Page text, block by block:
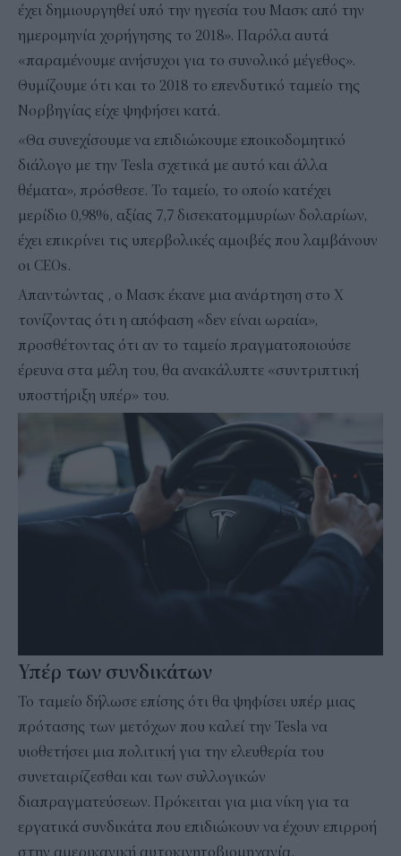
έχει δημιουργηθεί υπό την ηγεσία του Μασκ από την
ημερομηνία χορήγησης το 2018». Παρόλα αυτά
«παραμένουμε ανήσυχοι για το συνολικό μέγεθος».
Θυμίζουμε ότι και το 2018 το επενδυτικό ταμείο της
Νορβηγίας είχε ψηφήσει κατά.
«Θα συνεχίσουμε να επιδιώκουμε εποικοδομητικό
διάλογο με την Tesla σχετικά με αυτό και άλλα
θέματα», πρόσθεσε. Το ταμείο, το οποίο κατέχει
μερίδιο 0,98%, αξίας 7,7 δισεκατομμυρίων δολαρίων,
έχει επικρίνει τις υπερβολικές αμοιβές που λαμβάνουν
οι CEOs.
Απαντώντας , ο Μασκ έκανε μια ανάρτηση στο Χ
τονίζοντας ότι η απόφαση «δεν είναι ωραία»,
προσθέτοντας ότι αν το ταμείο πραγματοποιούσε
έρευνα στα μέλη του, θα ανακάλυπτε «συντριπτική
υποστήριξη υπέρ» του.
Υπέρ των συνδικάτων
Το ταμείο δήλωσε επίσης ότι θα ψηφίσει υπέρ μιας
πρότασης των μετόχων που καλεί την Tesla να
υιοθετήσει μια πολιτική για την ελευθερία του
συνεταιρίζεσθαι και των συλλογικών
διαπραγματεύσεων. Πρόκειται για μια νίκη για τα
εργατικά συνδικάτα που επιδιώκουν να έχουν επιρροή